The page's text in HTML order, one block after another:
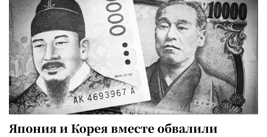
Япония и Корея вместе обвалили